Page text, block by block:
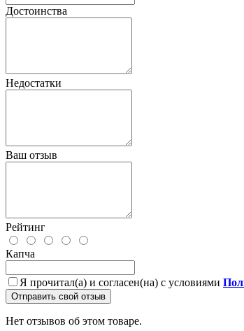
Достоинства
Недостатки
Ваш отзыв
Рейтинг
Капча
Я прочитал(а) и согласен(на) с условиями
Отправить свой отзыв
Нет отзывов об этом товаре.